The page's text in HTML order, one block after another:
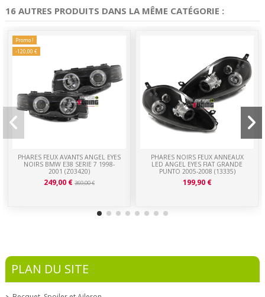
16 AUTRES PRODUITS DANS LA MÊME CATÉGORIE :
Promo !
-120,00 €
PHARES FEUX AVANTS ANGEL EYES
NOIRS BMW E38 SERIE 7 1998-
2001 (Z03420)
249,00 € 369,00 €
PHARES NOIRS FEUX ANNEAUX
LED ANGEL EYES FIAT GRANDE
PUNTO 2005-2008 (13335)
199,90 €
PLAN DU SITE